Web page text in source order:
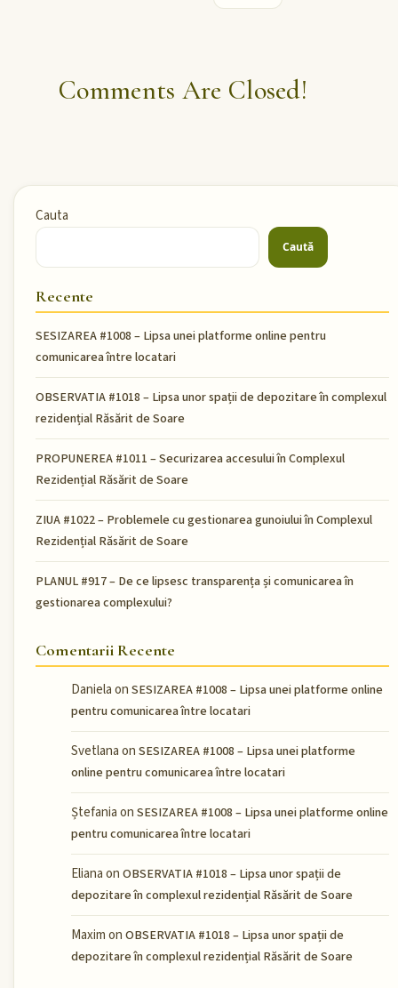
Comments Are Closed!
Cauta
Caută
Recente
SESIZAREA #1008 – Lipsa unei platforme online pentru
comunicarea între locatari
OBSERVATIA #1018 – Lipsa unor spații de depozitare în complexul
rezidențial Răsărit de Soare
PROPUNEREA #1011 – Securizarea accesului în Complexul
Rezidențial Răsărit de Soare
ZIUA #1022 – Problemele cu gestionarea gunoiului în Complexul
Rezidențial Răsărit de Soare
PLANUL #917 – De ce lipsesc transparența și comunicarea în
gestionarea complexului?
Comentarii Recente
Danielaon SESIZAREA #1008 – Lipsa unei platforme online
pentru comunicarea între locatari
Svetlanaon SESIZAREA #1008 – Lipsa unei platforme
online pentru comunicarea între locatari
Ștefaniaon SESIZAREA #1008 – Lipsa unei platforme online
pentru comunicarea între locatari
Elianaon OBSERVATIA #1018 – Lipsa unor spații de
depozitare în complexul rezidențial Răsărit de Soare
Maximon OBSERVATIA #1018 – Lipsa unor spații de
depozitare în complexul rezidențial Răsărit de Soare